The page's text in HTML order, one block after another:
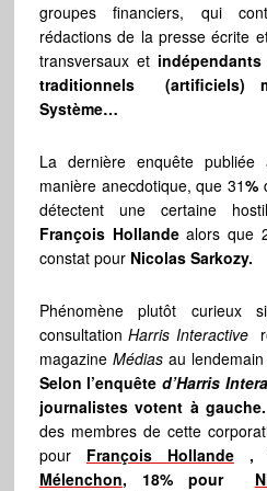
groupes financiers, qui
rédactions de la presse écrite
transversaux et
traditionnels (artificiels)
Système…
La dernière enquête
manière anecdotique, que 31%
détectent une certaine
François Hollandealors que
constat pourNicolas Sarkozy.
Phénomène plutôt
consultation Harris Interactive
magazine Médiasau
Selon l’enquêted’Harris
journalistes votent à gauche.
des membres de cette
pour François Hollande,
Mélenchon, 18% pour